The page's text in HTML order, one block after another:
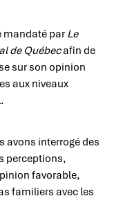
mandaté par Le
de Québecafin de
sur son opinion
aux niveaux
avons interrogé des
perceptions,
favorable,
familiers avec les